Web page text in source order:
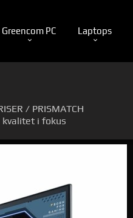
Greencom PC Laptops
/ PRISMATCH
kvalitet i fokus